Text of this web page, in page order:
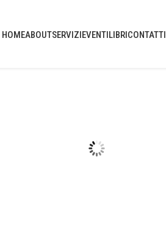
HOMEABOUTSERVIZIEVENTILIBRICONTATTI